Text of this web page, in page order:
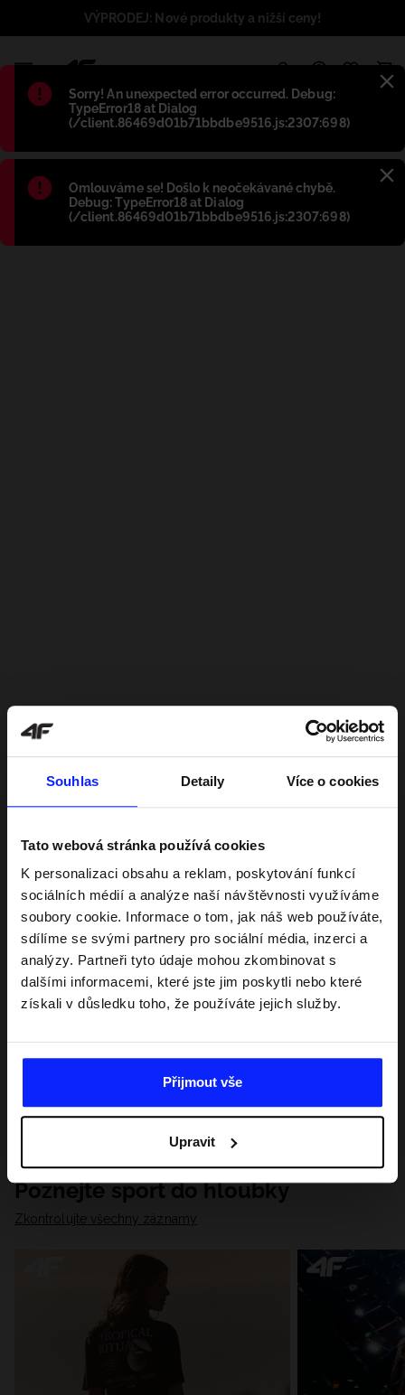
Souhlas Detaily Více o cookies
Tato webová stránka používá cookies
K personalizaci obsahu a reklam, poskytování funkcí
sociálních médií a analýze naší návštěvnosti využíváme
soubory cookie. Informace o tom, jak náš web používáte,
sdílíme se svými partnery pro sociální média, inzerci a
analýzy. Partneři tyto údaje mohou zkombinovat s
dalšími informacemi, které jste jim poskytli nebo které
získali v důsledku toho, že používáte jejich služby.
Přijmout vše
Upravit
Błąd:
Sorry! An unexpected error occurred. Debug:
TypeError18 at Dialog
(/client.86469d01b71bbdbe9516.js:2307:698)
Błąd:
Omlouváme se! Došlo k neočekávané chybě.
Debug: TypeError18 at Dialog
(/client.86469d01b71bbdbe9516.js:2307:698)
VÝPRODEJ: Nové produkty a nižší ceny!
Poznejte sport do hloubky
Zkontrolujte všechny záznamy